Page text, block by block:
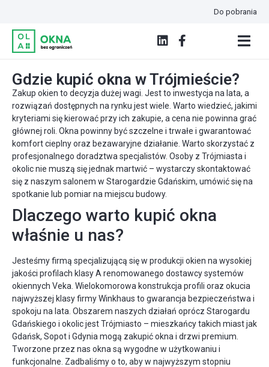
Do pobrania
Gdzie kupić okna w Trójmieście?
Zakup okien to decyzja dużej wagi. Jest to inwestycja na lata, a
rozwiązań dostępnych na rynku jest wiele. Warto wiedzieć, jakimi
kryteriami się kierować przy ich zakupie, a cena nie powinna grać
głównej roli. Okna powinny być szczelne i trwałe i gwarantować
komfort cieplny oraz bezawaryjne działanie. Warto skorzystać z
profesjonalnego doradztwa specjalistów. Osoby z Trójmiasta i
okolic nie muszą się jednak martwić – wystarczy skontaktować
się z naszym salonem w Starogardzie Gdańskim, umówić się na
spotkanie lub pomiar na miejscu budowy.
Dlaczego warto kupić okna
właśnie u nas?
Jesteśmy firmą specjalizującą się w produkcji okien na wysokiej
jakości profilach klasy A renomowanego dostawcy systemów
okiennych Veka. Wielokomorowa konstrukcja profili oraz okucia
najwyższej klasy firmy Winkhaus to gwarancja bezpieczeństwa i
spokoju na lata. Obszarem naszych działań oprócz Starogardu
Gdańskiego i okolic jest Trójmiasto – mieszkańcy takich miast jak
Gdańsk, Sopot i Gdynia mogą zakupić okna i drzwi premium.
Tworzone przez nas okna są wygodne w użytkowaniu i
funkcjonalne. Zadbaliśmy o to, aby w najwyższym stopniu